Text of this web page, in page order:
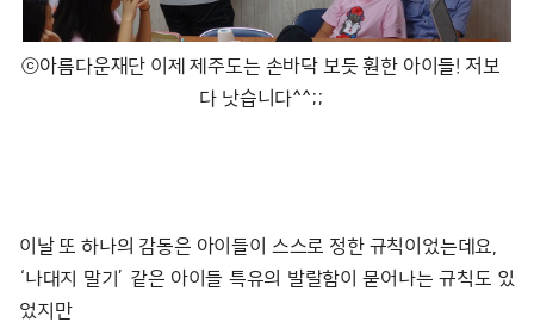
ⓒ아름다운재단 이제 제주도는 손바닥 보듯 훤한 아이들! 저보
다 낫습니다^^;;
이날 또 하나의 감동은 아이들이 스스로 정한 규칙이었는데요,
‘나대지 말기’ 같은 아이들 특유의 발랄함이 묻어나는 규칙도 있
었지만